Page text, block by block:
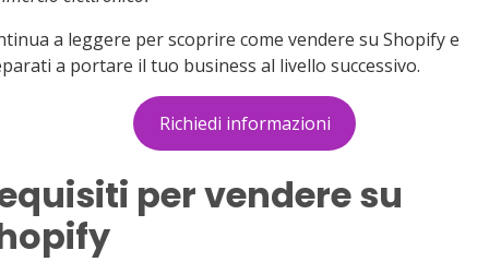
a leggere per scoprire come vendere su Shopify e
a portare il tuo business al livello successivo.
Richiedi informazioni
per vendere su